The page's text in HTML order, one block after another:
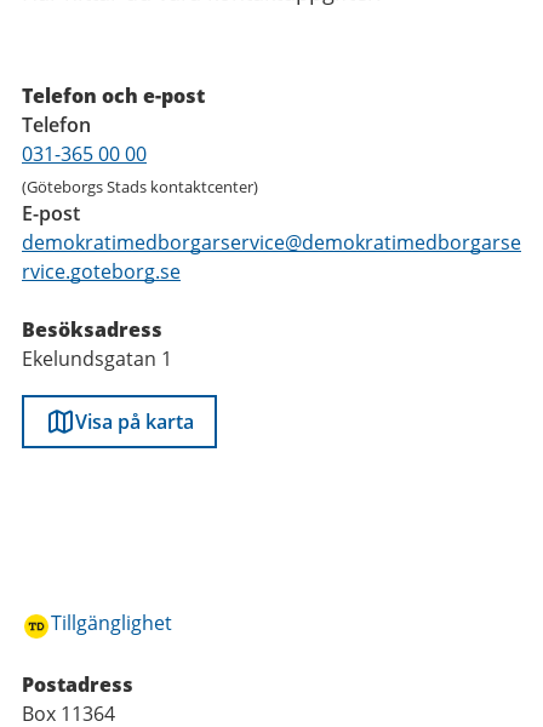
Kontaktuppgifter
Telefon och e-post
Telefon
031-365 00 00
(Göteborgs Stads kontaktcenter)
E-post
demokratimedborgarservice@demokratimedborgarse
rvice.goteborg.se
Besöksadress
Ekelundsgatan 1
Visa på karta
Tillgänglighet
Postadress
Box 11364